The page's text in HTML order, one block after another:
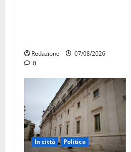
Redazione
07/08/2026
0
In città Politica